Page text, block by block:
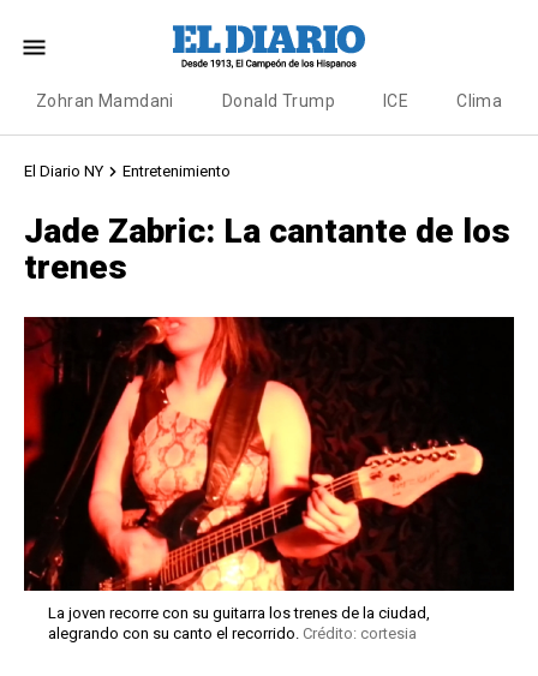
Zohran Mamdani Donald Trump ICE Clima
El Diario NY Entretenimiento
Jade Zabric: La cantante de los
trenes
La joven recorre con su guitarra los trenes de la ciudad,
alegrando con su canto el recorrido. Crédito: cortesia